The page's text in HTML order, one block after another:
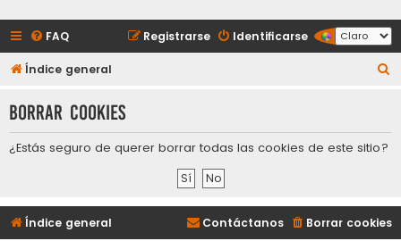
FAQ Identificarse
Registrarse
Índice general
c
Borrar cookies
¿Estás seguro de querer borrar todas las cookies de este sitio?
Índice general Borrar cookies
Contáctanos